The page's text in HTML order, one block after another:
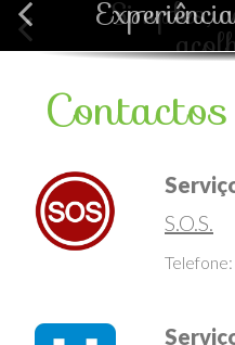
Simples,
S.O.S.